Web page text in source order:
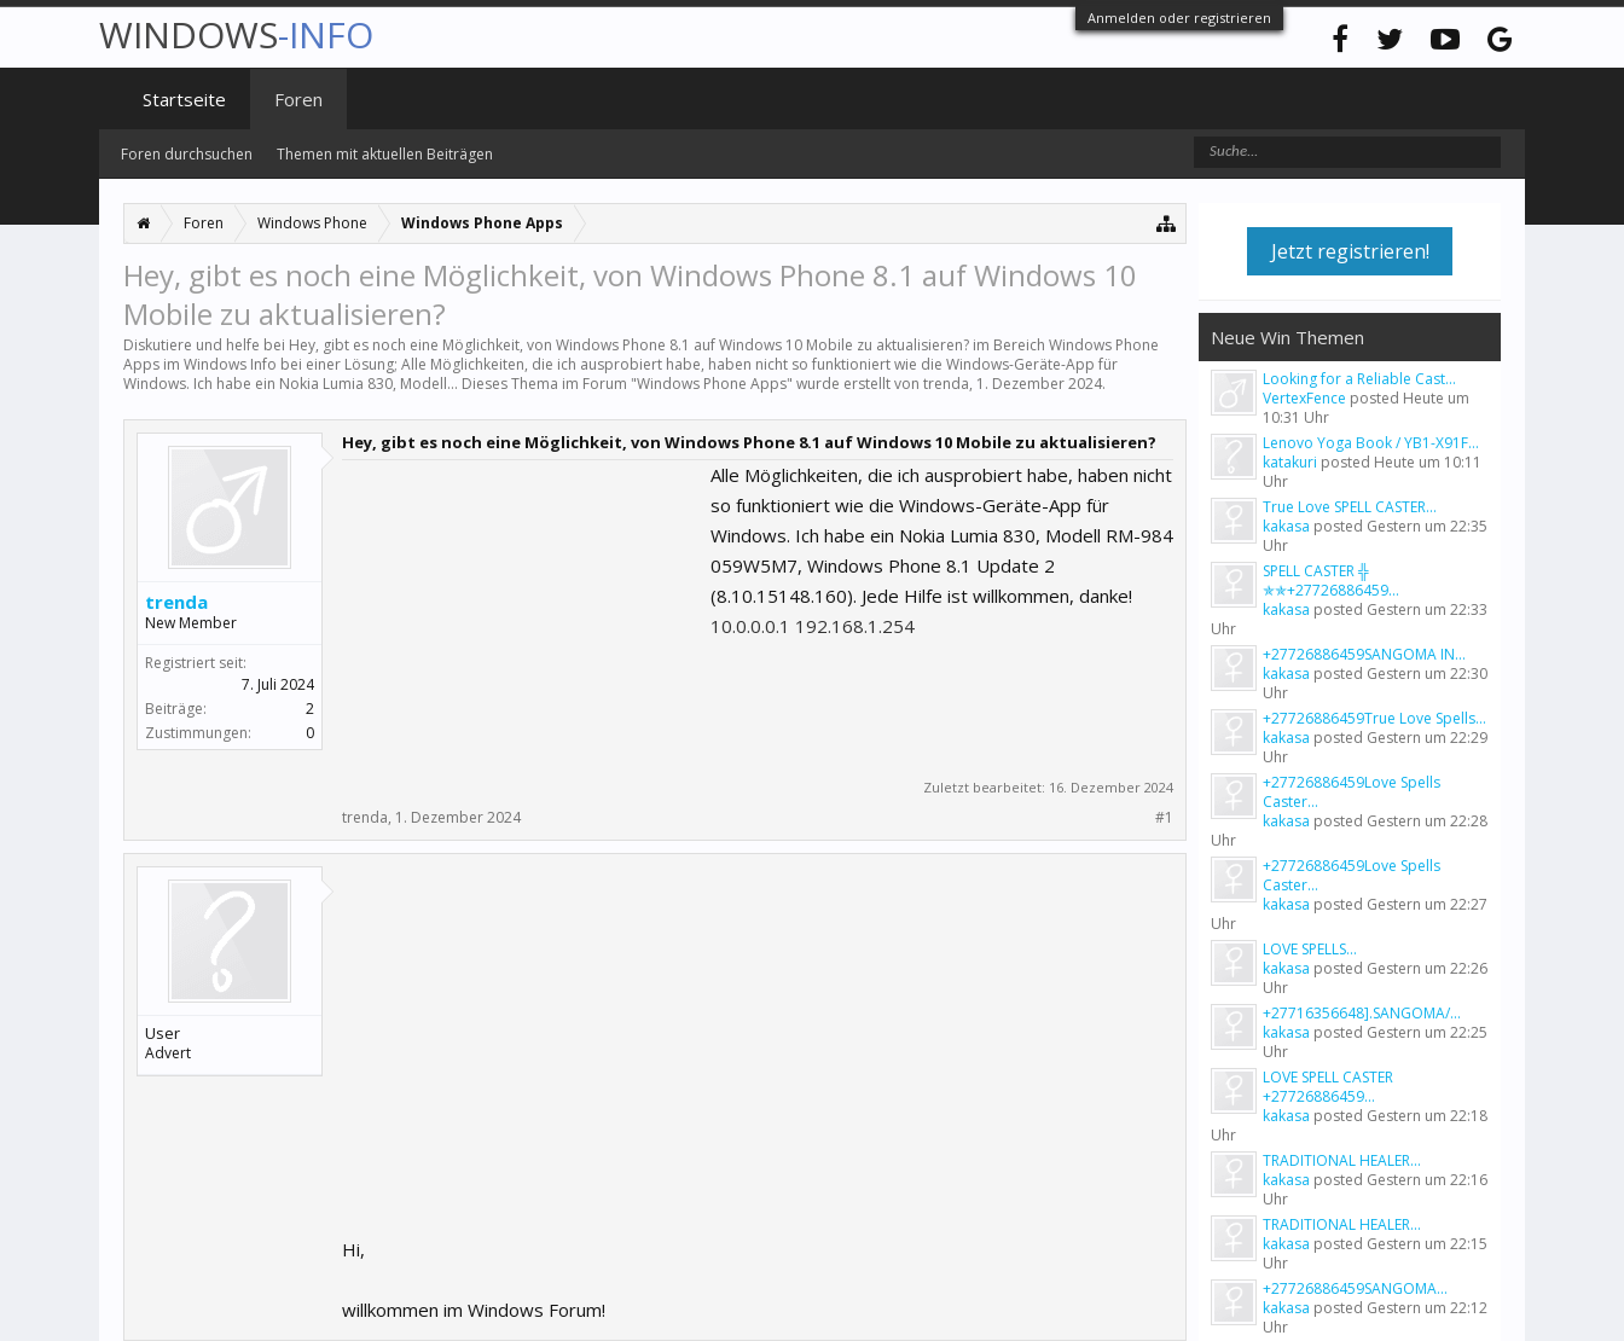
Anmelden oder registrieren
Foren Windows Phone Windows Phone Apps
Hey, gibt es noch eine Möglichkeit, von Windows Phone 8.1 auf Windows 10
Mobile zu aktualisieren?
Diskutiere und helfe bei Hey, gibt es noch eine Möglichkeit, von Windows Phone 8.1 auf Windows 10 Mobile zu aktualisieren? im Bereich Windows Phone
Apps im Windows Info bei einer Lösung; Alle Möglichkeiten, die ich ausprobiert habe, haben nicht so funktioniert wie die Windows-Geräte-App für
Windows. Ich habe ein Nokia Lumia 830, Modell... Dieses Thema im Forum "Windows Phone Apps" wurde erstellt von trenda, 1. Dezember 2024.
trenda
New Member
Registriert seit:
7. Juli 2024
Beiträge:
2
Zustimmungen:
0
Hey, gibt es noch eine Möglichkeit, von Windows Phone 8.1 auf Windows 10 Mobile zu aktualisieren?
Alle Möglichkeiten, die ich ausprobiert habe, haben nicht
so funktioniert wie die Windows-Geräte-App für
Windows. Ich habe ein Nokia Lumia 830, Modell RM-984
059W5M7, Windows Phone 8.1 Update 2
(8.10.15148.160). Jede Hilfe ist willkommen, danke!
10.0.0.0.1 192.168.1.254
Zuletzt bearbeitet: 16. Dezember 2024
trenda, 1. Dezember 2024 #1
User
Advert
Hi,
willkommen im Windows Forum!
Jetzt registrieren!
Neue Win Themen
Looking for a Reliable Cast...
VertexFence posted Heute um
10:31 Uhr
Lenovo Yoga Book / YB1-X91F...
katakuri posted Heute um 10:11
Uhr
True Love SPELL CASTER...
kakasa posted Gestern um 22:35
Uhr
SPELL CASTER ╬
✯✯+27726886459...
kakasa posted Gestern um 22:33
Uhr
+27726886459SANGOMA IN...
kakasa posted Gestern um 22:30
Uhr
+27726886459True Love Spells...
kakasa posted Gestern um 22:29
Uhr
+27726886459Love Spells
Caster...
kakasa posted Gestern um 22:28
Uhr
+27726886459Love Spells
Caster...
kakasa posted Gestern um 22:27
Uhr
LOVE SPELLS...
kakasa posted Gestern um 22:26
Uhr
+27716356648].SANGOMA/...
kakasa posted Gestern um 22:25
Uhr
LOVE SPELL CASTER
+27726886459...
kakasa posted Gestern um 22:18
Uhr
TRADITIONAL HEALER...
kakasa posted Gestern um 22:16
Uhr
TRADITIONAL HEALER...
kakasa posted Gestern um 22:15
Uhr
+27726886459SANGOMA...
kakasa posted Gestern um 22:12
Uhr
WINDOWS-INFO
Startseite Foren
Foren durchsuchen Themen mit aktuellen Beiträgen